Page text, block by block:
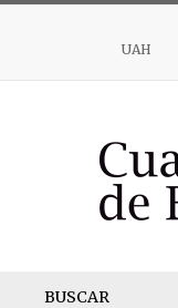
UAH
BUSCAR